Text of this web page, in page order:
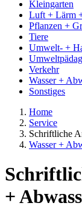
Kleingarten
Luft + Lärm
Pflanzen +
Tiere
Umwelt- +
Verkehr
Wasser +
Sonstiges
Home
Service
Schriftliche
Wasser +
+